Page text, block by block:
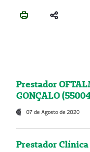
Prestador
GONÇALO
07 de Agosto de 2020
Prestador